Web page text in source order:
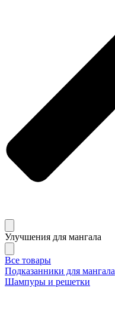
Улучшения для мангала
Все товары
Подказанники для мангала
Шампуры и решетки